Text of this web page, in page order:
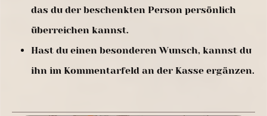
das du der beschenkten Person persönlich
überreichen kannst.
Hast du einen besonderen Wunsch, kannst du
ihn im Kommentarfeld an der Kasse ergänzen.